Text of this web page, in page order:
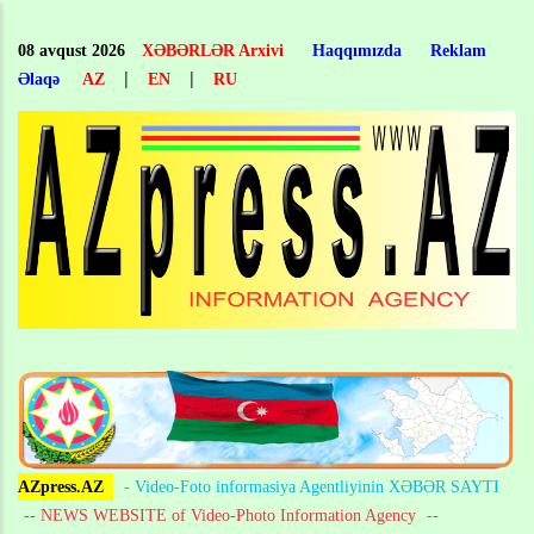
main
content
08 avqust 2026 XƏBƏRLƏR Arxivi Haqqımızda
Reklam
Əlaqə
AZ | EN | RU
AZpress.AZ
- Video-Foto informasiya Agentliyinin XƏBƏR SAYTI
-- NEWS WEBSITE of Video-Photo Information Agency --